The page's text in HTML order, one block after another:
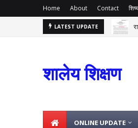
Home About Contact
LATEST UPDATE
शालेय शिक्षण
ONLINE UPDATE